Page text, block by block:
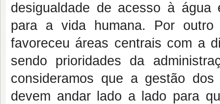
desigualdade de acesso à água
para a vida humana. Por outro
favoreceu áreas centrais com a
sendo prioridades da
consideramos que a gestão
devem andar lado a lado para